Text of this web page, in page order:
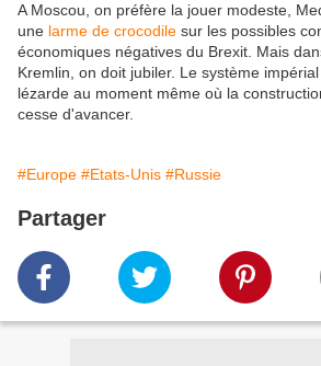
A Moscou, on préfère la jouer modeste,
une larme de crocodile sur les possibles
économiques négatives du Brexit. Mais
Kremlin, on doit jubiler. Le système
lézarde au moment même où la
cesse d'avancer.
#Europe #Etats-Unis #Russie
Partager